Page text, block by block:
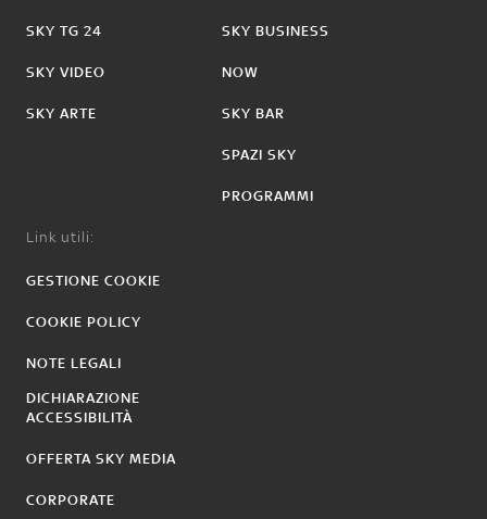
SKY TG 24
SKY VIDEO
SKY ARTE
SKY BUSINESS
NOW
SKY BAR
SPAZI SKY
PROGRAMMI
Link utili:
GESTIONE COOKIE
COOKIE POLICY
NOTE LEGALI
DICHIARAZIONE
ACCESSIBILITÀ
OFFERTA SKY MEDIA
CORPORATE